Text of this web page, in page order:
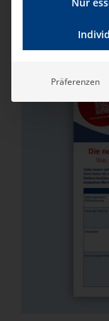
Präferenzen